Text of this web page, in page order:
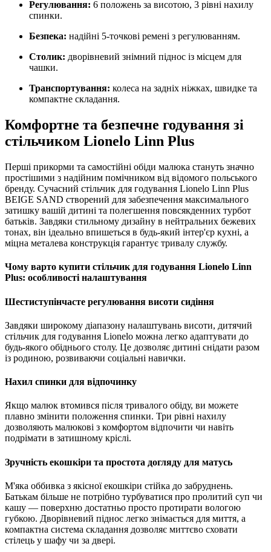
Регулювання: 6 положень за висотою, 3 рівні нахилу
спинки.
Безпека: надійні 5-точкові ремені з регулюванням.
Столик: дворівневий знімний піднос із місцем для
чашки.
Транспортування: колеса на задніх ніжках, швидке та
компактне складання.
Комфортне та безпечне годування зі
стільчиком Lionelo Linn Plus
Перші прикорми та самостійні обіди малюка стануть значно
простішими з надійним помічником від відомого польського
бренду. Сучасний стільчик для годування Lionelo Linn Plus
BEIGE SAND створений для забезпечення максимального
затишку вашій дитині та полегшення повсякденних турбот
батьків. Завдяки стильному дизайну в нейтральних бежевих
тонах, він ідеально впишеться в будь-який інтер'єр кухні, а
міцна металева конструкція гарантує тривалу службу.
Чому варто купити стільчик для годування Lionelo Linn
Plus: особливості налаштування
Шестиступінчасте регулювання висоти сидіння
Завдяки широкому діапазону налаштувань висоти, дитячий
стільчик для годування Lionelo можна легко адаптувати до
будь-якого обіднього столу. Це дозволяє дитині снідати разом
із родиною, розвиваючи соціальні навички.
Нахил спинки для відпочинку
Якщо малюк втомився після тривалого обіду, ви можете
плавно змінити положення спинки. Три рівні нахилу
дозволяють малюкові з комфортом відпочити чи навіть
подрімати в затишному кріслі.
Зручність екошкіри та простота догляду для матусь
М'яка оббивка з якісної екошкіри стійка до забруднень.
Батькам більше не потрібно турбуватися про пролитий суп чи
кашу — поверхню достатньо просто протирати вологою
губкою. Дворівневий піднос легко знімається для миття, а
компактна система складання дозволяє миттєво сховати
стілець у шафу чи за двері.